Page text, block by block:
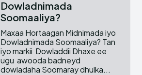
Dowladnimada
Soomaaliya?
Maxaa Hortaagan Midnimada iyo
Dowladnimada Soomaaliya? Tan
iyo markii Dowladdii Dhaxe ee
ugu awooda badneyd
dowladaha Soomaray dhulka...